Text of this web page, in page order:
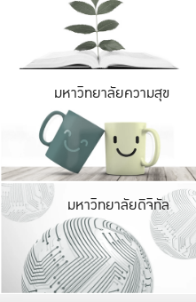
มหาวิทยาลัยความสุข
มหาวิทยาลัยดิจิทัล